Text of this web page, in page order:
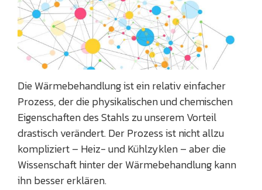
Die Wärmebehandlung ist ein relativ einfacher
Prozess, der die physikalischen und chemischen
Eigenschaften des Stahls zu unserem Vorteil
drastisch verändert. Der Prozess ist nicht allzu
kompliziert – Heiz- und Kühlzyklen – aber die
Wissenschaft hinter der Wärmebehandlung kann
ihn besser erklären.